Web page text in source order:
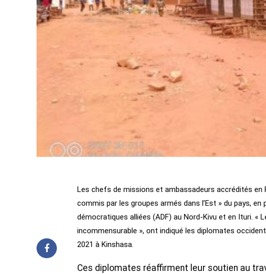
Les chefs de missions et ambassadeurs accrédités
commis par les groupes armés dans l’Est » du pays,
démocratiques alliées (ADF) au Nord-Kivu et en Ituri.
incommensurable », ont indiqué les diplomates
2021 à Kinshasa.
Ces diplomates réaffirment leur soutien au